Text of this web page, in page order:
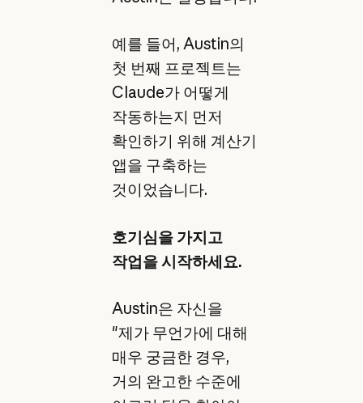
예를 들어, Austin의
첫 번째 프로젝트는
Claude가 어떻게
작동하는지 먼저
확인하기 위해 계산기
앱을 구축하는
것이었습니다.
호기심을 가지고
작업을 시작하세요.
Austin은 자신을
"제가 무언가에 대해
매우 궁금한 경우,
거의 완고한 수준에